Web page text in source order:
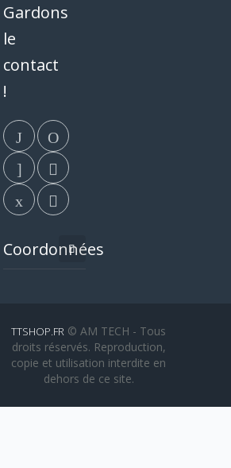
Gardons
le
contact
!
Coordonnées
TTSHOP.FR © AM TECH - Tous
droits réservés. Reproduction,
copie et utilisation interdite en
dehors de ce site.